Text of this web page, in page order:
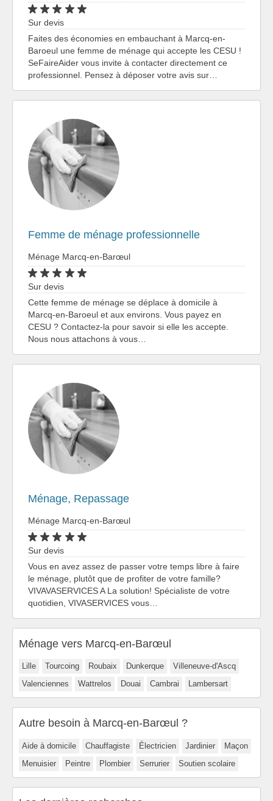
Sur devis
Faites des économies en embauchant à Marcq-en-
Baroeul une femme de ménage qui accepte les CESU !
SeFaireAider vous invite à contacter directement ce
professionnel. Pensez à déposer votre avis sur…
Femme de ménage professionnelle
Ménage Marcq-en-Barœul
Sur devis
Cette femme de ménage se déplace à domicile à
Marcq-en-Baroeul et aux environs. Vous payez en
CESU ? Contactez-la pour savoir si elle les accepte.
Nous nous attachons à vous…
Ménage, Repassage
Ménage Marcq-en-Barœul
Sur devis
Vous en avez assez de passer votre temps libre à faire
le ménage, plutôt que de profiter de votre famille?
VIVAVASERVICES A La solution! Spécialiste de votre
quotidien, VIVASERVICES vous…
Ménage vers Marcq-en-Barœul
Lille Tourcoing Roubaix Dunkerque
Villeneuve-d'Ascq
Valenciennes
Wattrelos Douai Cambrai Lambersart
Autre besoin à Marcq-en-Barœul ?
Aide à domicile Chauffagiste Électricien Jardinier
Maçon
Menuisier
Peintre Plombier Serrurier Soutien scolaire